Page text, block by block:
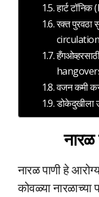
हार्ट
रक्त
वजन कमी
डोकेदुखीला
नारळ
नारळ पाणी हे
कोवळ्या